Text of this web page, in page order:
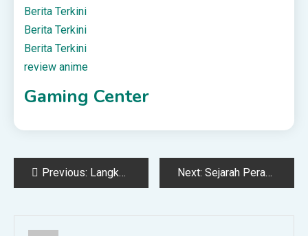
Berita Terkini
Berita Terkini
Berita Terkini
review anime
Gaming Center
PostPrevious: Langkah membangun jaringan reseller pulsa Next: Sejarah Perang Mu’tah: Sebab Terjadi, Jalannya Pertempuran, dan Kemenangan Kaum Muslimin